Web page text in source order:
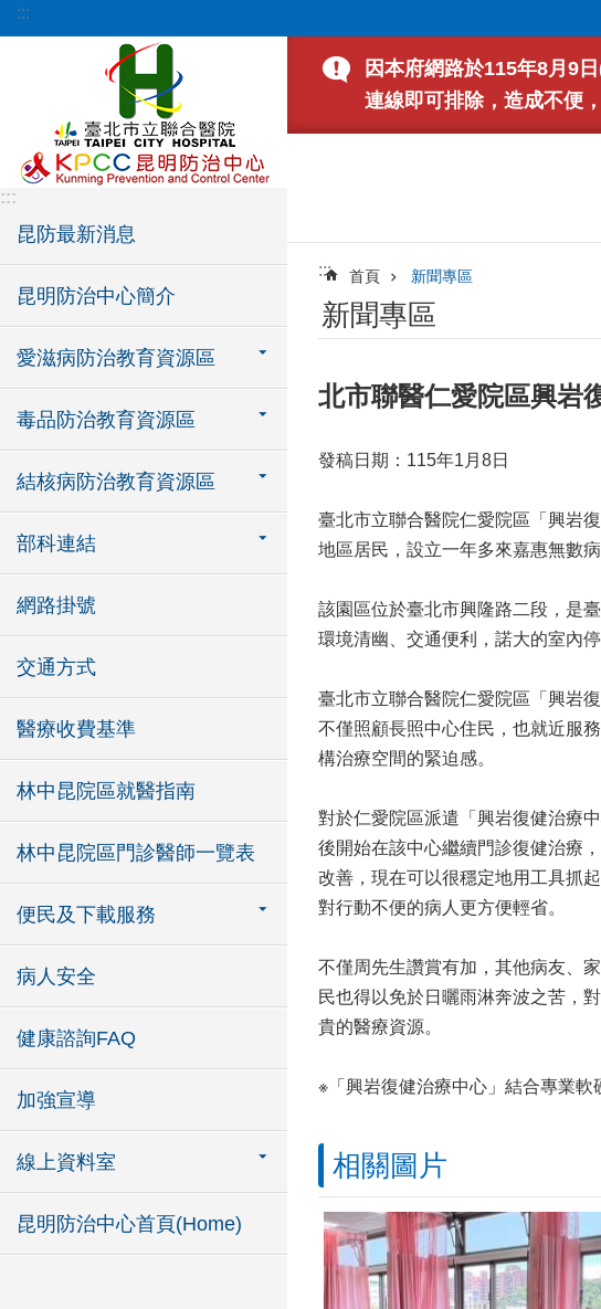
跳到主要內容區塊
:::
:::
昆防最新消息
昆明防治中心簡介
愛滋病防治教育資源區
毒品防治教育資源區
結核病防治教育資源區
部科連結
網路掛號
交通方式
醫療收費基準
林中昆院區就醫指南
林中昆院區門診醫師一覽表
便民及下載服務
病人安全
健康諮詢FAQ
加強宣導
線上資料室
昆明防治中心首頁(Home)
因本府網路於115年8月9
連線即可排除，造成不便
::: 首頁 新聞專區
新聞專區
北市聯醫仁愛院區興岩
發稿日期：115年1月8日
臺北市立聯合醫院仁愛院區「興岩
地區居民，設立一年多來嘉惠無數病
該園區位於臺北市興隆路二段，是
環境清幽、交通便利，諾大的室內
臺北市立聯合醫院仁愛院區「興岩
不僅照顧長照中心住民，也就近服
構治療空間的緊迫感。
對於仁愛院區派遣「興岩復健治療
後開始在該中心繼續門診復健治療
改善，現在可以很穩定地用工具抓
對行動不便的病人更方便輕省。
不僅周先生讚賞有加，其他病友、
民也得以免於日曬雨淋奔波之苦，
貴的醫療資源。
※「興岩復健治療中心」結合專業軟
相關圖片